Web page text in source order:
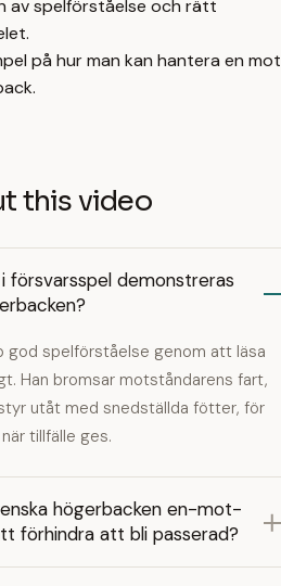
av spelförståelse och rätt
på hur man kan hantera en mot
this video
försvarsspel demonstreras
god spelförståelse genom att läsa
Han bromsar motståndarens fart,
utåt med snedställda fötter, för
tillfälle ges.
högerbacken en-mot-
förhindra att bli passerad?